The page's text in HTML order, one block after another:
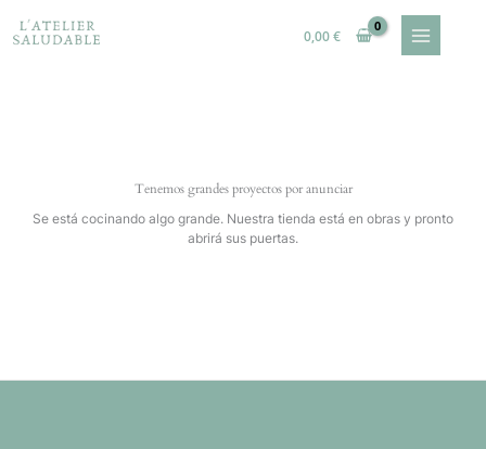
contenido
0,00€
Tenemos grandes proyectos por anunciar
Se está cocinando algo grande. Nuestra tienda está en obras y pronto
abrirá sus puertas.